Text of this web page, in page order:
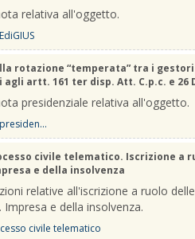
relativa all'oggetto.
rotazione “temperata” tra i
artt. 161 ter disp. Att. C.p.c. e 26
presidenziale relativa all'oggetto.
civile telematico. Iscrizione a
e della insolvenza
relative all'iscrizione a ruolo
e della insolvenza.
civile telematico